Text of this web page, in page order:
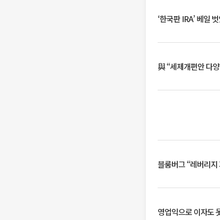
‘한국판 IRA’ 베일
與 “세제개편안 다
블룸버그 “레버리
영업익으로 이자도